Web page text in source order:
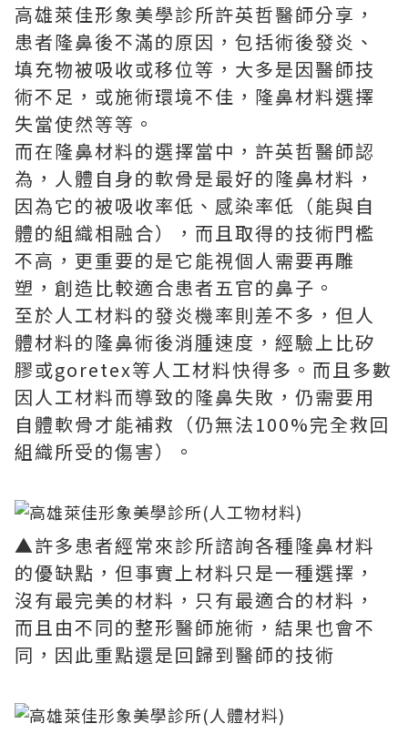
高雄萊佳形象美學診所許英哲醫師分享，
患者隆鼻後不滿的原因，包括術後發炎、
填充物被吸收或移位等，大多是因醫師技
術不足，或施術環境不佳，隆鼻材料選擇
失當使然等等。
而在隆鼻材料的選擇當中，許英哲醫師認
為，人體自身的軟骨是最好的隆鼻材料，
因為它的被吸收率低、感染率低（能與自
體的組織相融合），而且取得的技術門檻
不高，更重要的是它能視個人需要再雕
塑，創造比較適合患者五官的鼻子。
至於人工材料的發炎機率則差不多，但人
體材料的隆鼻術後消腫速度，經驗上比矽
膠或goretex等人工材料快得多。而且多數
因人工材料而導致的隆鼻失敗，仍需要用
自體軟骨才能補救（仍無法100%完全救回
組織所受的傷害）。
▲許多患者經常來診所諮詢各種隆鼻材料
的優缺點，但事實上材料只是一種選擇，
沒有最完美的材料，只有最適合的材料，
而且由不同的整形醫師施術，結果也會不
同，因此重點還是回歸到醫師的技術